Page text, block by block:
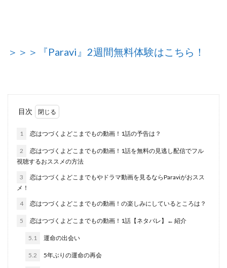
＞＞＞『Paravi』2週間無料体験はこちら！
目次
1 恋はつづくよどこまでもの動画！1話の予告は？
2
恋はつづくよどこまでもの動画！1話を無料の見逃し配信でフル
視聴するおススメの方法
3
恋はつづくよどこまでもやドラマ動画を見るならParaviがおスス
メ！
4 恋はつづくよどこまでもの動画！の楽しみにしているところは？
5 恋はつづくよどこまでもの動画！1話【ネタバレ】← 紹介
5.1 運命の出会い
5.2 5年ぶりの運命の再会